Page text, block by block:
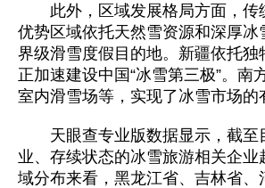
此外，区域发展格局方面，传
优势区域依托天然雪资源和深厚冰
界级滑雪度假目的地。新疆依托独
正加速建设中国“冰雪第三极”。南
室内滑雪场等，实现了冰雪市场的
天眼查专业版数据显示，截至
业、存续状态的冰雪旅游相关企业
域分布来看，黑龙江省、吉林省、